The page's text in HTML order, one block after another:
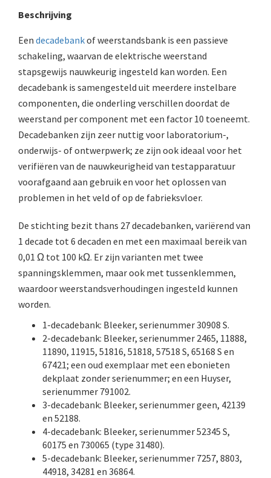
Meopta, ‘veld’microscoop (1965-1980)
Zeiss, type Ergaval (ca. 1970)
‘Junior’ type, USSR (1970-1980)
AOC, samenklapbaar (ca. 1973)
Zeiss, modern microscoop (1980-2010)
Documentatie
Bleeker
Busch
Leitz
LOMO/ Zenith
Oldelft
OIP Gand
Reichert
Wild
Zeiss
Beschrijving
Een decadebankof weerstandsbank is een passieve
schakeling, waarvan de elektrische weerstand
stapsgewijs nauwkeurig ingesteld kan worden. Een
decadebank is samengesteld uit meerdere instelbare
componenten, die onderling verschillen doordat de
weerstand per component met een factor 10 toeneemt.
Decadebanken zijn zeer nuttig voor laboratorium-,
onderwijs- of ontwerpwerk; ze zijn ook ideaal voor het
verifiëren van de nauwkeurigheid van testapparatuur
voorafgaand aan gebruik en voor het oplossen van
problemen in het veld of op de fabrieksvloer.
De stichting bezit thans 27 decadebanken, variërend van
1 decade tot 6 decaden en met een maximaal bereik van
0,01 Ω tot 100 kΩ. Er zijn varianten met twee
spanningsklemmen, maar ook met tussenklemmen,
waardoor weerstandsverhoudingen ingesteld kunnen
worden.
1-decadebank: Bleeker, serienummer 30908 S.
2-decadebank: Bleeker, serienummer 2465, 11888,
11890, 11915, 51816, 51818, 57518 S, 65168 S en
67421; een oud exemplaar met een ebonieten
dekplaat zonder serienummer; en een Huyser,
serienummer 791002.
3-decadebank: Bleeker, serienummer geen, 42139
en 52188.
4-decadebank: Bleeker, serienummer 52345 S,
60175 en 730065 (type 31480).
5-decadebank: Bleeker, serienummer 7257, 8803,
44918, 34281 en 36864.